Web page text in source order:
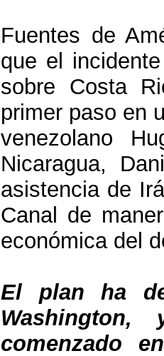
Fuentes de
que el
sobre Costa
primer paso en
venezolano
Nicaragua,
asistencia de
Canal de
económica del
El plan ha
comenzado